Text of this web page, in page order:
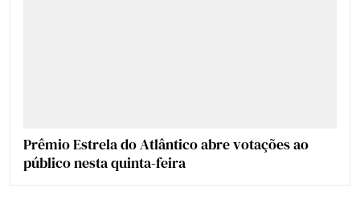
Prêmio Estrela do Atlântico abre votações ao
público nesta quinta-feira